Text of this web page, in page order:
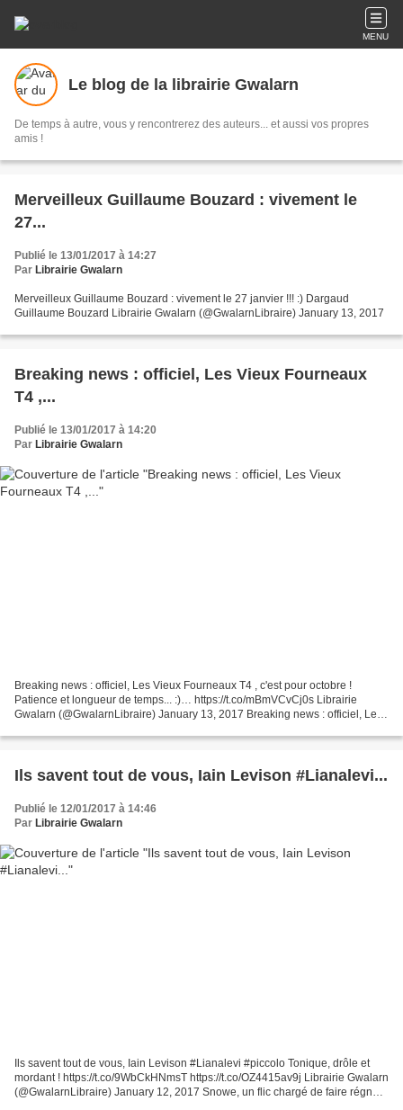
MENU
Le blog de la librairie Gwalarn
De temps à autre, vous y rencontrerez des auteurs... et aussi vos propres
amis !
Merveilleux Guillaume Bouzard : vivement le
27...
Publié le 13/01/2017 à 14:27
Par Librairie Gwalarn
Merveilleux Guillaume Bouzard : vivement le 27 janvier !!! :) Dargaud
Guillaume Bouzard Librairie Gwalarn (@GwalarnLibraire) January 13, 2017
Breaking news : officiel, Les Vieux Fourneaux
T4 ,...
Publié le 13/01/2017 à 14:20
Par Librairie Gwalarn
Breaking news : officiel, Les Vieux Fourneaux T4 , c'est pour octobre !
Patience et longueur de temps... :)… https://t.co/mBmVCvCj0s Librairie
Gwalarn (@GwalarnLibraire) January 13, 2017 Breaking news : officiel, Les
Ils savent tout de vous, Iain Levison #Lianalevi...
Publié le 12/01/2017 à 14:46
Par Librairie Gwalarn
Ils savent tout de vous, Iain Levison #Lianalevi #piccolo Tonique, drôle et
mordant ! https://t.co/9WbCkHNmsT https://t.co/OZ4415av9j Librairie Gwalarn
(@GwalarnLibraire) January 12, 2017 Snowe, un flic chargé de faire régner